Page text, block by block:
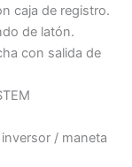
caja de registro.
de latón.
con salida de
/ maneta